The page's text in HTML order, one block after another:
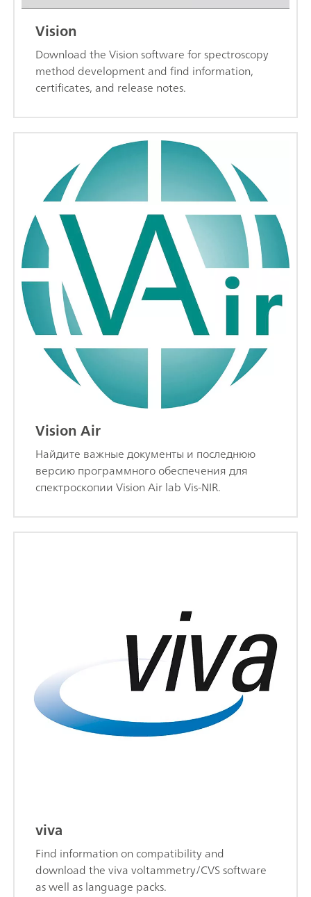
Vision
Download the Vision software for spectroscopy
method development and find information,
certificates, and release notes.
Vision Air
Найдите важные документы и последнюю
версию программного обеспечения для
спектроскопии Vision Air lab Vis-NIR.
viva
Find information on compatibility and
download the viva voltammetry/CVS software
as well as language packs.